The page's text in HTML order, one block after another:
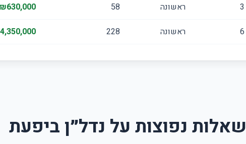
3 ראשונה 58
₪630,000
6 ראשונה 228
שאלות נפוצות על נדל״ן ביפעת